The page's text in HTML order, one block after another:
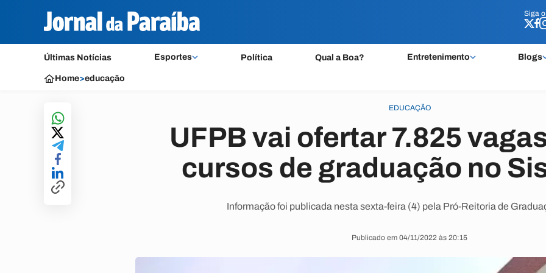
Siga o
Últimas Notícias Esportes Política Qual a Boa? Entretenimento Blogs
Siga o
Home>educação
EDUCAÇÃO
UFPB vai ofertar 7.825
cursos de graduação no
Informação foi publicada nesta sexta-feira (4) pela Pró-Reitoria de
Publicado em 04/11/2022 às 20:15